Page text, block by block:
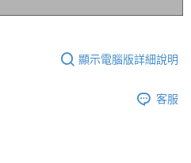
顯示電腦版詳細說明
客服